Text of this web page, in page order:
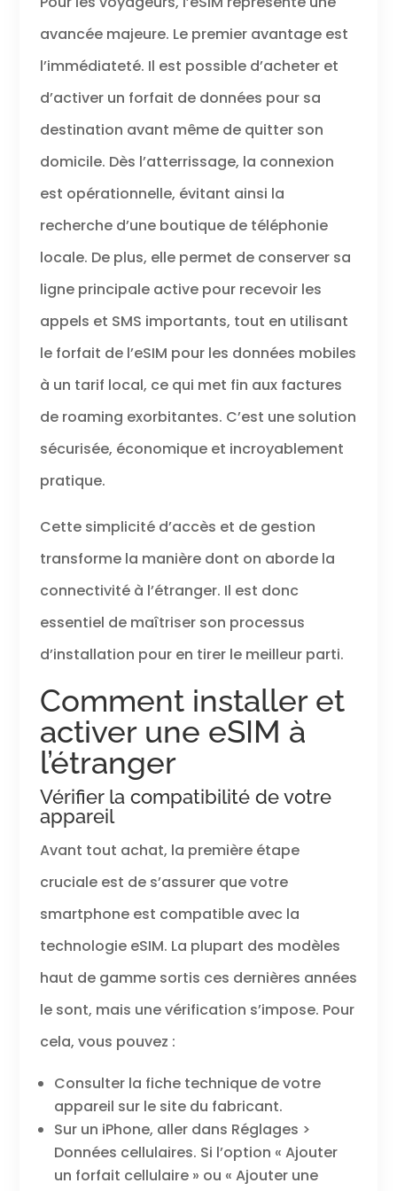
avancée majeure. Le premier avantage est
l’immédiateté. Il est possible d’acheter et
d’activer un forfait de données pour sa
destination avant même de quitter son
domicile. Dès l’atterrissage, la connexion
est opérationnelle, évitant ainsi la
recherche d’une boutique de téléphonie
locale. De plus, elle permet de conserver sa
ligne principale active pour recevoir les
appels et SMS importants, tout en utilisant
le forfait de l’eSIM pour les données mobiles
à un tarif local, ce qui met fin aux factures
de roaming exorbitantes. C’est une solution
sécurisée, économique et incroyablement
pratique.
Cette simplicité d’accès et de gestion
transforme la manière dont on aborde la
connectivité à l’étranger. Il est donc
essentiel de maîtriser son processus
d’installation pour en tirer le meilleur parti.
Comment installer et
activer une eSIM à
l’étranger
Vérifier la compatibilité de votre
appareil
Avant tout achat, la première étape
cruciale est de s’assurer que votre
smartphone est compatible avec la
technologie eSIM. La plupart des modèles
haut de gamme sortis ces dernières années
le sont, mais une vérification s’impose. Pour
cela, vous pouvez :
Consulter la fiche technique de votre
appareil sur le site du fabricant.
Sur un iPhone, aller dans Réglages >
Données cellulaires. Si l’option « Ajouter
un forfait cellulaire » ou « Ajouter une